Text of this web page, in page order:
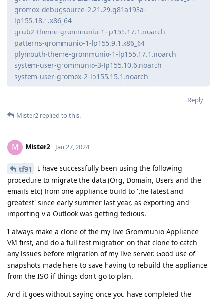
gromox-debugsource-2.21.29.g81a193a-
lp155.18.1.x86_64
grub2-theme-grommunio-1-lp155.17.1.noarch
patterns-grommunio-1-lp155.9.1.x86_64
plymouth-theme-grommunio-1-lp155.17.1.noarch
system-user-grommunio-3-lp155.10.6.noarch
system-user-gromox-2-lp155.15.1.noarch
Reply
Mister2 replied to this.
M Mister2 Jan 27, 2024
tf91
I have successfully been using the following
procedure to migrate the data (Org, Domain, Users and the
emails etc) from one appliance build to 'the latest and
greatest' since early summer last year, as exporting and
importing via Outlook was getting tedious.
I always make a clone of the my live Grommunio Appliance
VM first, and do a full test migration on that clone to catch
any issues before migration of my live server. Good use of
snapshots made here to save having to rebuild the appliance
from the ISO if things don't go to plan.
And it goes without saying once you have completed the